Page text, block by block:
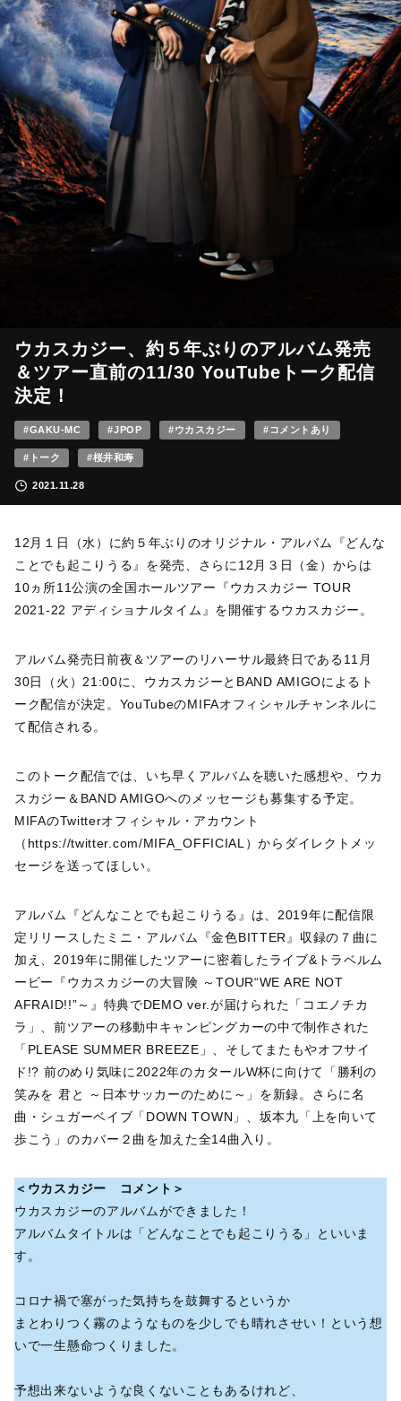
ウカスカジー、約５年ぶりのアルバム発売
＆ツアー直前の11/30 YouTubeトーク配信
決定！
#GAKU-MC #JPOP #ウカスカジー #コメントあり
#トーク #桜井和寿
2021.11.28
12月１日（水）に約５年ぶりのオリジナル・アルバム『どんな
ことでも起こりうる』を発売、さらに12月３日（金）からは
10ヵ所11公演の全国ホールツアー『ウカスカジー TOUR
2021-22 アディショナルタイム』を開催するウカスカジー。
アルバム発売日前夜＆ツアーのリハーサル最終日である11月
30日（火）21:00に、ウカスカジーとBAND AMIGOによるト
ーク配信が決定。YouTubeのMIFAオフィシャルチャンネルに
て配信される。
このトーク配信では、いち早くアルバムを聴いた感想や、ウカ
スカジー＆BAND AMIGOへのメッセージも募集する予定。
MIFAのTwitterオフィシャル・アカウント
（https://twitter.com/MIFA_OFFICIAL）からダイレクトメッ
セージを送ってほしい。
アルバム『どんなことでも起こりうる』は、2019年に配信限
定リリースしたミニ・アルバム『金色BITTER』収録の７曲に
加え、2019年に開催したツアーに密着したライブ&トラベルム
ービー『ウカスカジーの大冒険 ～TOUR“WE ARE NOT
AFRAID!!”～』特典でDEMO ver.が届けられた「コエノチカ
ラ」、前ツアーの移動中キャンピングカーの中で制作された
「PLEASE SUMMER BREEZE」、そしてまたもやオフサイ
ド!? 前のめり気味に2022年のカタールW杯に向けて「勝利の
笑みを 君と ～日本サッカーのために～」を新録。さらに名
曲・シュガーベイブ「DOWN TOWN」、坂本九「上を向いて
歩こう」のカバー２曲を加えた全14曲入り。
＜ウカスカジー コメント＞
ウカスカジーのアルバムができました！
アルバムタイトルは「どんなことでも起こりうる」といいま
す。
コロナ禍で塞がった気持ちを鼓舞するというか
まとわりつく霧のようなものを少しでも晴れさせい！という想
いで一生懸命つくりました。
予想出来ないような良くないこともあるけれど、